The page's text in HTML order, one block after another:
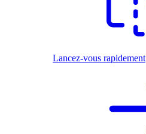
Lancez-vous rapidement